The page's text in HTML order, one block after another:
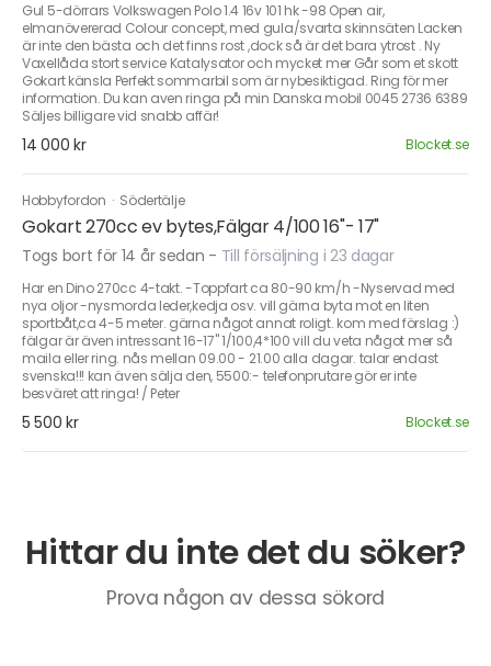
Gul 5-dörrars Volkswagen Polo 1.4 16v 101 hk -98 Open air,
elmanövererad Colour concept, med gula/svarta skinnsäten Lacken
är inte den bästa och det finns rost ,dock så är det bara ytrost . Ny
Vaxellåda stort service Katalysator och mycket mer Går som et skott
Gokart känsla Perfekt sommarbil som är nybesiktigad. Ring för mer
information. Du kan aven ringa på min Danska mobil 0045 2736 6389
Säljes billigare vid snabb affär!
14 000 kr Blocket.se
Hobbyfordon · Södertälje
Gokart 270cc ev bytes,Fälgar 4/100 16"- 17"
Togs bort för 14 år sedan - Till försäljning i 23 dagar
Har en Dino 270cc 4-takt. -Toppfart ca 80-90 km/h -Nyservad med
nya oljor -nysmorda leder,kedja osv. vill gärna byta mot en liten
sportbåt,ca 4-5 meter. gärna något annat roligt. kom med förslag :)
fälgar är även intressant 16-17" 1/100,4*100 vill du veta något mer så
maila eller ring. nås mellan 09.00 - 21.00 alla dagar. talar endast
svenska!!! kan även sälja den, 5500:- telefonprutare gör er inte
besväret att ringa! / Peter
5 500 kr Blocket.se
Hittar du inte det du söker?
Prova någon av dessa sökord